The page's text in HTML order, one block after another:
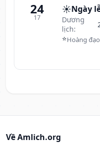
24
17
☀️Ngày
Dương
lịch:
⭐Hoàng đạo
Về Amlich.org